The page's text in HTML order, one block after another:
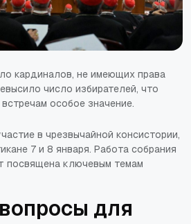
кардиналов, не имеющих права
число избирателей, что
особое значение.
в чрезвычайной консистории,
7 и 8 января. Работа собрания
посвящена ключевым темам
для